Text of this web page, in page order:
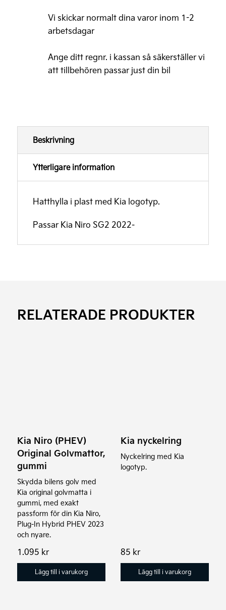
Vi skickar normalt dina varor inom 1-2
arbetsdagar
Ange ditt regnr. i kassan så säkerställer vi
att tillbehören passar just din bil
Beskrivning
Ytterligare information
Hatthylla i plast med Kia logotyp.
Passar Kia Niro SG2 2022-
RELATERADE PRODUKTER
Kia Niro (PHEV)
Original Golvmattor,
gummi
Skydda bilens golv med
Kia original golvmatta i
gummi, med exakt
passform för din Kia Niro,
Plug-In Hybrid PHEV 2023
och nyare.
1.095 kr
Lägg till i varukorg
Kia nyckelring
Nyckelring med Kia
logotyp.
85 kr
Lägg till i varukorg